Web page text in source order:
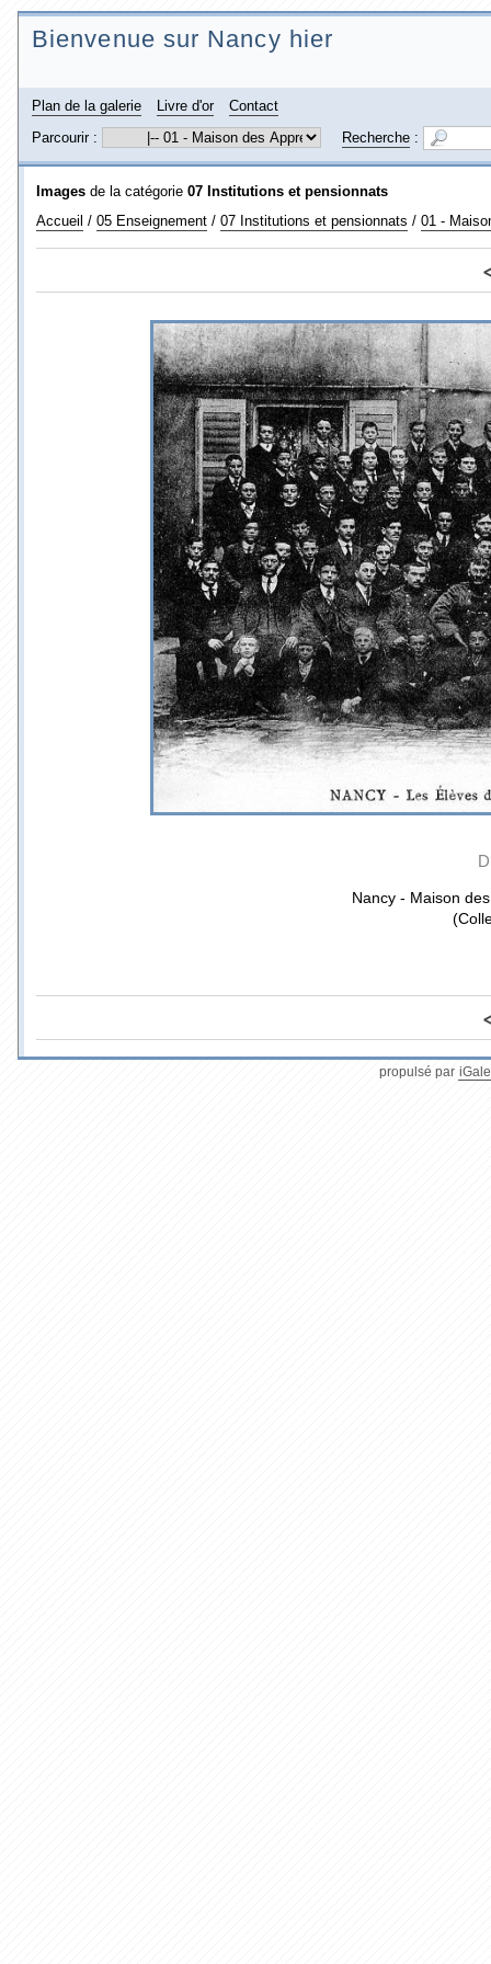
Bienvenue sur Nancy hier
Plan de la galerie Livre d'or
Contact
Parcourir :
Recherche :
Images de la catégorie 07 Institutions et pensionnats
Accueil / 05 Enseignement / 07 Institutions et pensionnats / 01 -
Nancy - Maison
propulsé par